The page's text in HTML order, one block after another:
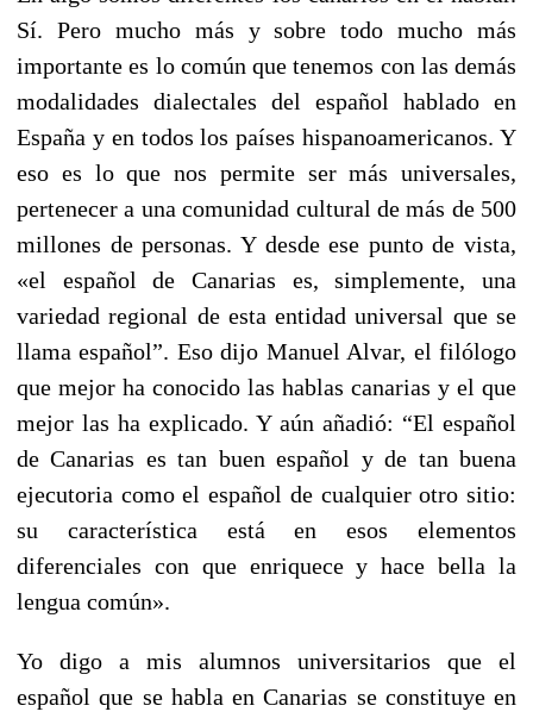
Sí. Pero mucho más y sobre todo mucho más
importante es lo común que tenemos con las demás
modalidades dialectales del español hablado en
España y en todos los países hispanoamericanos. Y
eso es lo que nos permite ser más universales,
pertenecer a una comunidad cultural de más de 500
millones de personas. Y desde ese punto de vista,
«el español de Canarias es, simplemente, una
variedad regional de esta entidad universal que se
llama español”. Eso dijo Manuel Alvar, el filólogo
que mejor ha conocido las hablas canarias y el que
mejor las ha explicado. Y aún añadió: “El español
de Canarias es tan buen español y de tan buena
ejecutoria como el español de cualquier otro sitio:
su característica está en esos elementos
diferenciales con que enriquece y hace bella la
lengua común».
Yo digo a mis alumnos universitarios que el
español que se habla en Canarias se constituye en